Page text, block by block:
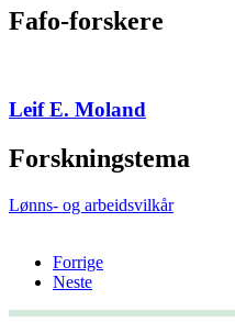
Fafo-forskere
Leif E. Moland
Forskningstema
Lønns- og arbeidsvilkår
Forrige
Neste